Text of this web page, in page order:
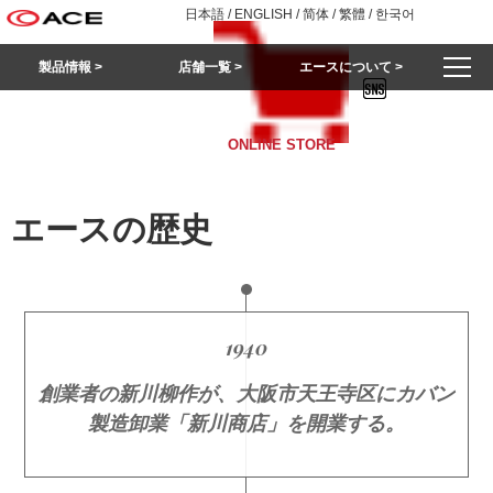
日本語 / ENGLISH /简体 /繁體 / 한국어
ONLINE STORE
製品情報 > 店舗一覧 > エースについて >
エースの歴史
1940
創業者の新川柳作が、大阪市天王寺区にカバン
製造卸業「新川商店」を開業する。